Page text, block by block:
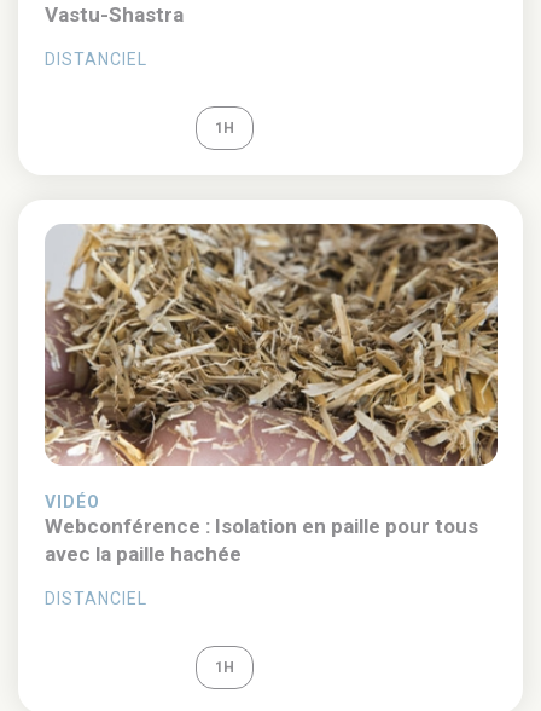
Vastu-Shastra
DISTANCIEL
1H
VIDÉO
Webconférence : Isolation en paille pour tous
avec la paille hachée
DISTANCIEL
1H